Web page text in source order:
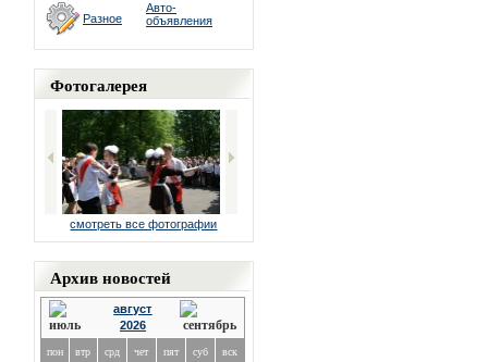
Разное
Авто-
объявления
Фотогалерея
смотреть все фотографии
Архив новостей
август
2026
пон втр срд чет пят суб вск